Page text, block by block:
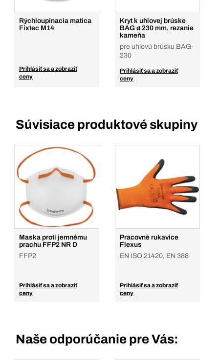
Rýchloupínacia matica
Fixtec M14
Prihlásiť sa a zobraziť
ceny
Kryt k uhlovej brúske
BAG ø 230 mm, rezanie
kameňa
pre uhlovú brúsku BAG-
230
Prihlásiť sa a zobraziť
ceny
Súvisiace produktové skupiny
Maska proti jemnému
prachu FFP2 NR D
FFP2
Prihlásiť sa a zobraziť
ceny
Pracovné rukavice
Flexus
EN ISO 21420, EN 388
Prihlásiť sa a zobraziť
ceny
Naše odporúčanie pre Vás: